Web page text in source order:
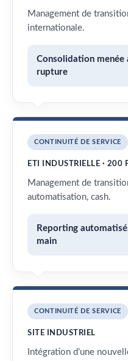
Management de
internationale.
Consolidation menée
rupture
CONTINUITÉ DE SERVICE
ETI INDUSTRIELLE · 200
Management de
automatisation, cash.
Reporting
main
CONTINUITÉ DE SERVICE
SITE INDUSTRIEL
Intégration d’une